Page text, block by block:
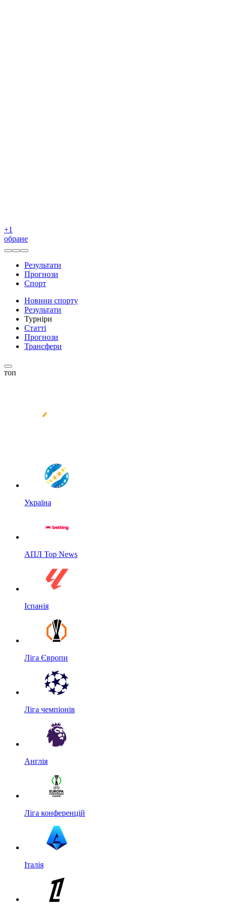
+1
обране
Результати
Прогнози
Спорт
Новини спорту
Результати
Турніри
Статті
Прогнози
Трансфери
топ
Україна
АПЛ Top News
Іспанія
Ліга Європи
Ліга чемпіонів
Англія
Ліга конференцій
Італія